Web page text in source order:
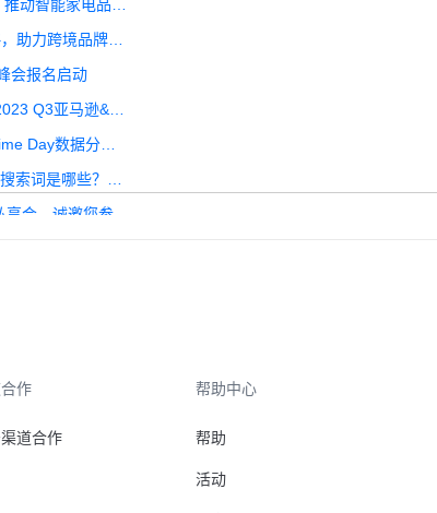
会报名启动
作
道合作
帮助中心
帮助
活动